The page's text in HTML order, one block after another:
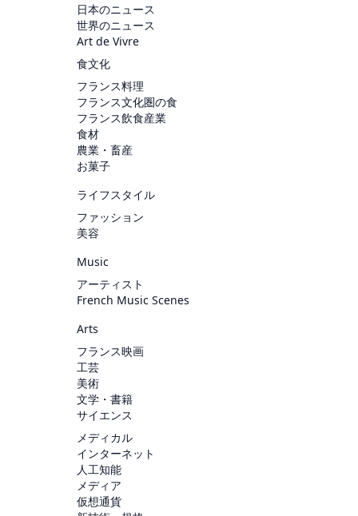
日本のニュース
世界のニュース
Art de Vivre
食文化
フランス料理
フランス文化圏の食
フランス飲食産業
食材
農業・畜産
お菓子
ライフスタイル
ファッション
美容
Music
アーティスト
French Music Scenes
Arts
フランス映画
工芸
美術
文学・書籍
サイエンス
メディカル
インターネット
人工知能
メディア
仮想通貨